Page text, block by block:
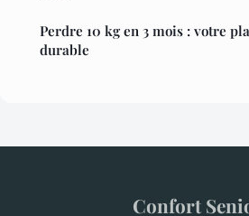
Perdre 10 kg en 3 mois : votre
durable
Confort